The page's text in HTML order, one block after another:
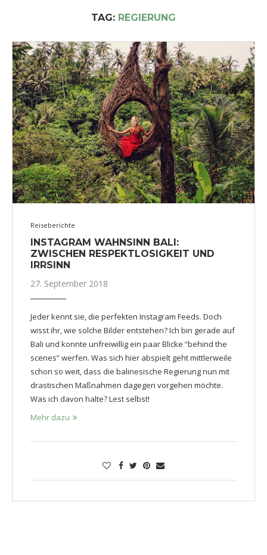
TAG: REGIERUNG
Reiseberichte
INSTAGRAM WAHNSINN BALI:
ZWISCHEN RESPEKTLOSIGKEIT UND
IRRSINN
27. September 2018
Jeder kennt sie, die perfekten Instagram Feeds. Doch
wisst ihr, wie solche Bilder entstehen? Ich bin gerade auf
Bali und konnte unfreiwillig ein paar Blicke “behind the
scenes” werfen. Was sich hier abspielt geht mittlerweile
schon so weit, dass die balinesische Regierung nun mit
drastischen Maßnahmen dagegen vorgehen möchte.
Was ich davon halte? Lest selbst!
Mehr dazu